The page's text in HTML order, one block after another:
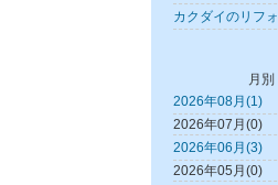
カクダイのリフ
月別
2026年08月(1)
2026年07月(0)
2026年06月(3)
2026年05月(0)